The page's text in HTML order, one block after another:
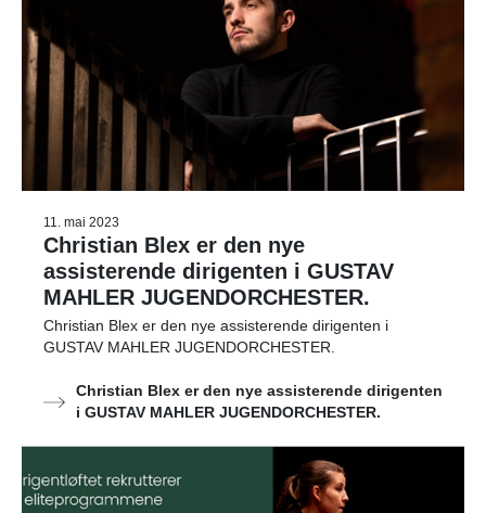
11. mai 2023
Christian Blex er den nye
assisterende dirigenten i GUSTAV
MAHLER JUGENDORCHESTER.
Christian Blex er den nye assisterende dirigenten i
GUSTAV MAHLER JUGENDORCHESTER.
Christian Blex er den nye assisterende dirigenten
i GUSTAV MAHLER JUGENDORCHESTER.